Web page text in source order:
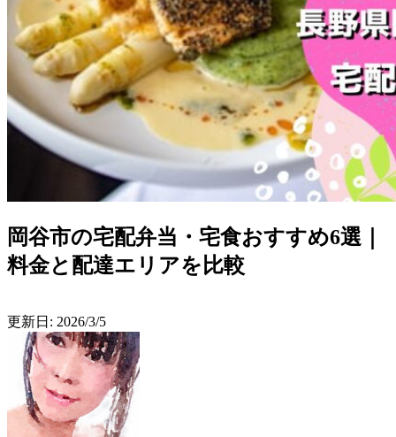
岡谷市の宅配弁当・宅食おすすめ6選｜
料金と配達エリアを比較
更新日: 2026/3/5